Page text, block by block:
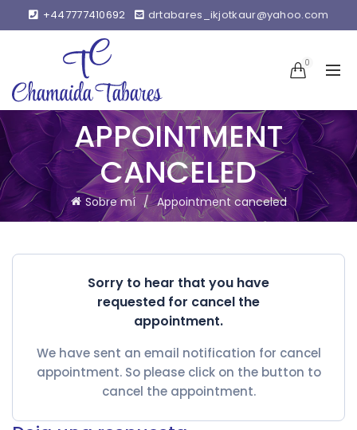
+447777410692 drtabares_ikjotkaur@yahoo.com
0
APPOINTMENT
CANCELED
Sobre mí Appointment canceled
Sorry to hear that you have
requested for cancel the
appointment.
We have sent an email notification for cancel
appointment. So please click on the button to
cancel the appointment.